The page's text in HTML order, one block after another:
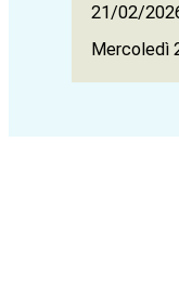
21/02/
Mercoledì